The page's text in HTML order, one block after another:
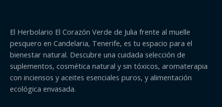
El Herbolario El Corazón Verde de Julia frente al muelle
pesquero en Candelaria, Tenerife, es tu espacio para el
bienestar natural. Descubre una cuidada selección de
suplementos, cosmética natural y sin tóxicos, aromaterapia
con inciensos y aceites esenciales puros, y alimentación
ecológica envasada.